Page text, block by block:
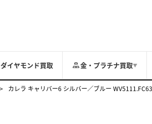
ダイヤモンド買取 金・プラチナ買取▼
カレラ キャリバー6 シルバー／ブルー